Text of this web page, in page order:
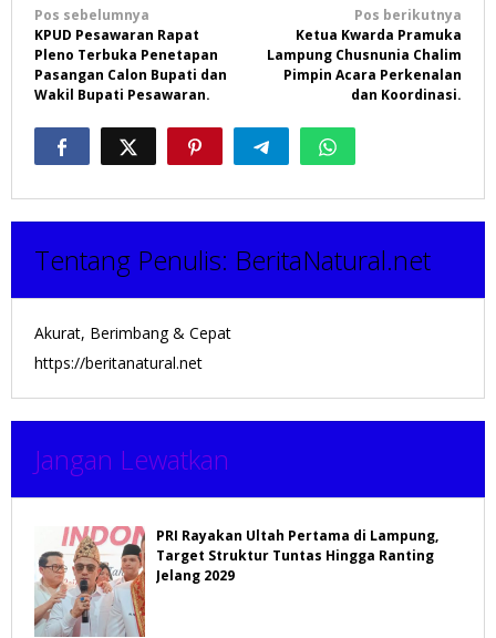
Navigasi
pos
Pos sebelumnya
KPUD Pesawaran Rapat
Pleno Terbuka Penetapan
Pasangan Calon Bupati dan
Wakil Bupati Pesawaran.
Pos berikutnya
Ketua Kwarda Pramuka
Lampung Chusnunia Chalim
Pimpin Acara Perkenalan
dan Koordinasi.
Tentang Penulis: BeritaNatural.net
Akurat, Berimbang & Cepat
https://beritanatural.net
Jangan Lewatkan
PRI Rayakan Ultah Pertama di Lampung,
Target Struktur Tuntas Hingga Ranting
Jelang 2029